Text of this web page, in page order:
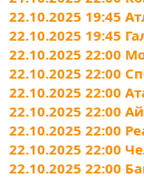
22.10.2025 19:45
22.10.2025 19:45
22.10.2025 22:00
22.10.2025 22:00
22.10.2025 22:00
22.10.2025 22:00
22.10.2025 22:00
22.10.2025 22:00
22.10.2025 22:00